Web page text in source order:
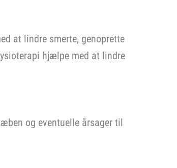
at lindre smerte, genoprette
hjælpe med at lindre
og eventuelle årsager til